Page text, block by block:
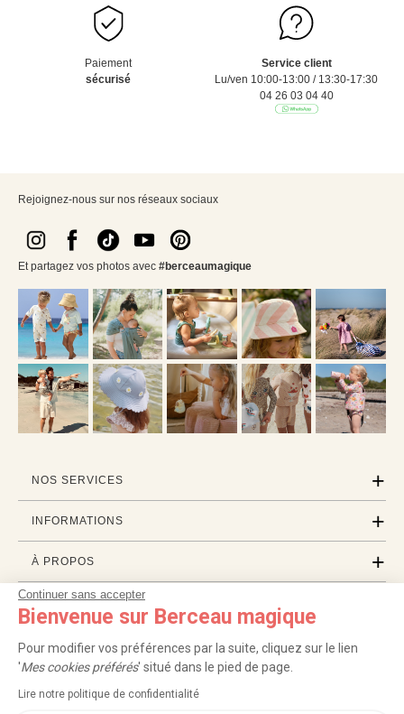
Continuer sans accepter
Bienvenue sur Berceau magique
Pour modifier vos préférences par la suite, cliquez sur le lien
'Mes cookies préférés' situé dans le pied de page.
Lire notre politique de confidentialité
Paiement
sécurisé
Service client
Lu/ven 10:00-13:00 / 13:30-17:30
04 26 03 04 40
Rejoignez-nous sur nos réseaux sociaux
Et partagez vos photos avec #berceaumagique
NOS SERVICES
INFORMATIONS
À PROPOS
PROFESSIONNELS
LISTES CADEAUX